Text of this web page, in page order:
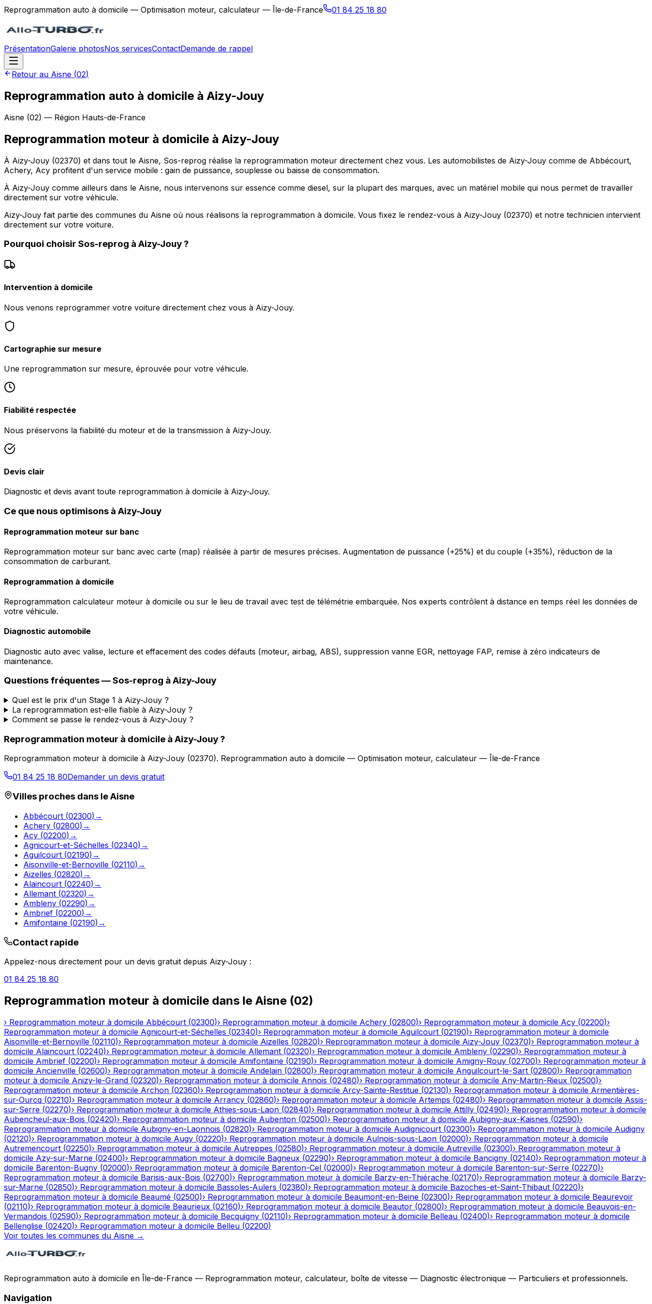
Reprogrammation auto à domicile — Optimisation moteur, calculateur — Île-de-France 01 84 25 18 80
PrésentationGalerie photosNos servicesContactDemande de rappel
Retour au Aisne (02)
Reprogrammation auto à domicile à Aizy-Jouy
Aisne (02) — Région Hauts-de-France
Reprogrammation moteur à domicile à Aizy-Jouy
À Aizy-Jouy (02370) et dans tout le Aisne, Sos-reprog réalise la reprogrammation moteur directement chez vous. Les automobilistes de Aizy-Jouy comme de Abbécourt,
Achery, Acy profitent d'un service mobile : gain de puissance, souplesse ou baisse de consommation.
À Aizy-Jouy comme ailleurs dans le Aisne, nous intervenons sur essence comme diesel, sur la plupart des marques, avec un matériel mobile qui nous permet de travailler
directement sur votre véhicule.
Aizy-Jouy fait partie des communes du Aisne où nous réalisons la reprogrammation à domicile. Vous fixez le rendez-vous à Aizy-Jouy (02370) et notre technicien intervient
directement sur votre voiture.
Pourquoi choisir Sos-reprog à Aizy-Jouy?
Intervention à domicile
Nous venons reprogrammer votre voiture directement chez vous à Aizy-Jouy.
Cartographie sur mesure
Une reprogrammation sur mesure, éprouvée pour votre véhicule.
Fiabilité respectée
Nous préservons la fiabilité du moteur et de la transmission à Aizy-Jouy.
Devis clair
Diagnostic et devis avant toute reprogrammation à domicile à Aizy-Jouy.
Ce que nous optimisons à Aizy-Jouy
Reprogrammation moteur sur banc
Reprogrammation moteur sur banc avec carte (map) réalisée à partir de mesures précises. Augmentation de puissance (+25%) et du couple (+35%), réduction de la
consommation de carburant.
Reprogrammation à domicile
Reprogrammation calculateur moteur à domicile ou sur le lieu de travail avec test de télémétrie embarquée. Nos experts contrôlent à distance en temps réel les données de
votre véhicule.
Diagnostic automobile
Diagnostic auto avec valise, lecture et effacement des codes défauts (moteur, airbag, ABS), suppression vanne EGR, nettoyage FAP, remise à zéro indicateurs de
maintenance.
Questions fréquentes —Sos-reprog à Aizy-Jouy
Quel est le prix d'un Stage 1 à Aizy-Jouy ?
La reprogrammation est-elle fiable à Aizy-Jouy ?
Comment se passe le rendez-vous à Aizy-Jouy ?
Reprogrammation moteur à domicile à Aizy-Jouy?
Reprogrammation moteur à domicile à Aizy-Jouy (02370). Reprogrammation auto à domicile — Optimisation moteur, calculateur — Île-de-France
01 84 25 18 80Demander un devis gratuit
Villes proches dans leAisne
Abbécourt (02300) →
Achery (02800) →
Acy (02200) →
Agnicourt-et-Séchelles (02340) →
Aguilcourt (02190) →
Aisonville-et-Bernoville (02110) →
Aizelles (02820) →
Alaincourt (02240) →
Allemant (02320) →
Ambleny (02290) →
Ambrief (02200) →
Amifontaine (02190) →
Contact rapide
Appelez-nous directement pour un devis gratuit depuis Aizy-Jouy :
01 84 25 18 80
Reprogrammation moteur à domicile dans le Aisne (02)
› Reprogrammation moteur à domicile Abbécourt (02300)› Reprogrammation moteur à domicile Achery (02800)› Reprogrammation moteur à domicile Acy (02200)›
Reprogrammation moteur à domicile Agnicourt-et-Séchelles (02340)› Reprogrammation moteur à domicile Aguilcourt (02190)› Reprogrammation moteur à domicile
Aisonville-et-Bernoville (02110)› Reprogrammation moteur à domicile Aizelles (02820)› Reprogrammation moteur à domicile Aizy-Jouy (02370)› Reprogrammation moteur à
domicile Alaincourt (02240)› Reprogrammation moteur à domicile Allemant (02320)› Reprogrammation moteur à domicile Ambleny (02290)› Reprogrammation moteur à
domicile Ambrief (02200)› Reprogrammation moteur à domicile Amifontaine (02190)› Reprogrammation moteur à domicile Amigny-Rouy (02700)› Reprogrammation moteur à
domicile Ancienville (02600)› Reprogrammation moteur à domicile Andelain (02800)› Reprogrammation moteur à domicile Anguilcourt-le-Sart (02800)› Reprogrammation
moteur à domicile Anizy-le-Grand (02320)› Reprogrammation moteur à domicile Annois (02480)› Reprogrammation moteur à domicile Any-Martin-Rieux (02500)›
Reprogrammation moteur à domicile Archon (02360)› Reprogrammation moteur à domicile Arcy-Sainte-Restitue (02130)› Reprogrammation moteur à domicile Armentières-
sur-Ourcq (02210)› Reprogrammation moteur à domicile Arrancy (02860)› Reprogrammation moteur à domicile Artemps (02480)› Reprogrammation moteur à domicile Assis-
sur-Serre (02270)› Reprogrammation moteur à domicile Athies-sous-Laon (02840)› Reprogrammation moteur à domicile Attilly (02490)› Reprogrammation moteur à domicile
Aubencheul-aux-Bois (02420)› Reprogrammation moteur à domicile Aubenton (02500)› Reprogrammation moteur à domicile Aubigny-aux-Kaisnes (02590)›
Reprogrammation moteur à domicile Aubigny-en-Laonnois (02820)› Reprogrammation moteur à domicile Audignicourt (02300)› Reprogrammation moteur à domicile Audigny
(02120)› Reprogrammation moteur à domicile Augy (02220)› Reprogrammation moteur à domicile Aulnois-sous-Laon (02000)› Reprogrammation moteur à domicile
Autremencourt (02250)› Reprogrammation moteur à domicile Autreppes (02580)› Reprogrammation moteur à domicile Autreville (02300)› Reprogrammation moteur à
domicile Azy-sur-Marne (02400)› Reprogrammation moteur à domicile Bagneux (02290)› Reprogrammation moteur à domicile Bancigny (02140)› Reprogrammation moteur à
domicile Barenton-Bugny (02000)› Reprogrammation moteur à domicile Barenton-Cel (02000)› Reprogrammation moteur à domicile Barenton-sur-Serre (02270)›
Reprogrammation moteur à domicile Barisis-aux-Bois (02700)› Reprogrammation moteur à domicile Barzy-en-Thiérache (02170)› Reprogrammation moteur à domicile Barzy-
sur-Marne (02850)› Reprogrammation moteur à domicile Bassoles-Aulers (02380)› Reprogrammation moteur à domicile Bazoches-et-Saint-Thibaut (02220)›
Reprogrammation moteur à domicile Beaumé (02500)› Reprogrammation moteur à domicile Beaumont-en-Beine (02300)› Reprogrammation moteur à domicile Beaurevoir
(02110)› Reprogrammation moteur à domicile Beaurieux (02160)› Reprogrammation moteur à domicile Beautor (02800)› Reprogrammation moteur à domicile Beauvois-en-
Vermandois (02590)› Reprogrammation moteur à domicile Becquigny (02110)› Reprogrammation moteur à domicile Belleau (02400)› Reprogrammation moteur à domicile
Bellenglise (02420)› Reprogrammation moteur à domicile Belleu (02200)
Voir toutes les communes du Aisne →
Reprogrammation auto à domicile en Île-de-France — Reprogrammation moteur, calculateur, boîte de vitesse — Diagnostic électronique — Particuliers et professionnels.
Navigation